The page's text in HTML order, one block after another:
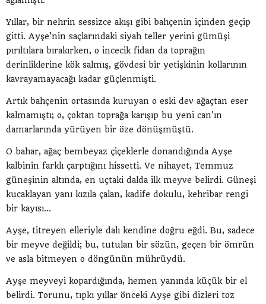
Yıllar, bir nehrin sessizce akışı gibi bahçenin içinden geçip
gitti. Ayşe’nin saçlarındaki siyah teller yerini gümüşi
pırıltılara bırakırken, o incecik fidan da toprağın
derinliklerine kök salmış, gövdesi bir yetişkinin kollarının
kavrayamayacağı kadar güçlenmişti.
Artık bahçenin ortasında kuruyan o eski dev ağaçtan eser
kalmamıştı; o, çoktan toprağa karışıp bu yeni can'ın
damarlarında yürüyen bir öze dönüşmüştü.
O bahar, ağaç bembeyaz çiçeklerle donandığında Ayşe
kalbinin farklı çarptığını hissetti. Ve nihayet, Temmuz
güneşinin altında, en uçtaki dalda ilk meyve belirdi. Güneşi
kucaklayan yanı kızıla çalan, kadife dokulu, kehribar rengi
bir kayısı...
Ayşe, titreyen elleriyle dalı kendine doğru eğdi. Bu, sadece
bir meyve değildi; bu, tutulan bir sözün, geçen bir ömrün
ve asla bitmeyen o döngünün mührüydü.
Ayşe meyveyi kopardığında, hemen yanında küçük bir el
belirdi. Torunu, tıpkı yıllar önceki Ayşe gibi dizleri toz